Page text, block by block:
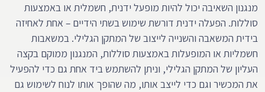
מנגנון השאיבה יכול להיות מופעל ידנית, חשמלית או באמצעות
סוללות. הפעלה ידנית דורשת שימוש בשתי הידיים – אחת לאחיזה
בידית המשאבה והשנייה לייצוב של המתקן הגלילי. במשאבות
חשמליות או המופעלות באמצעות סוללות, המנגנון ממוקם בקצה
העליון של המתקן הגלילי, וניתן להשתמש ביד אחת גם כדי להפעיל
את המכשיר וגם כדי לייצב אותו, מה שהופך אותו לנוח לשימוש גם